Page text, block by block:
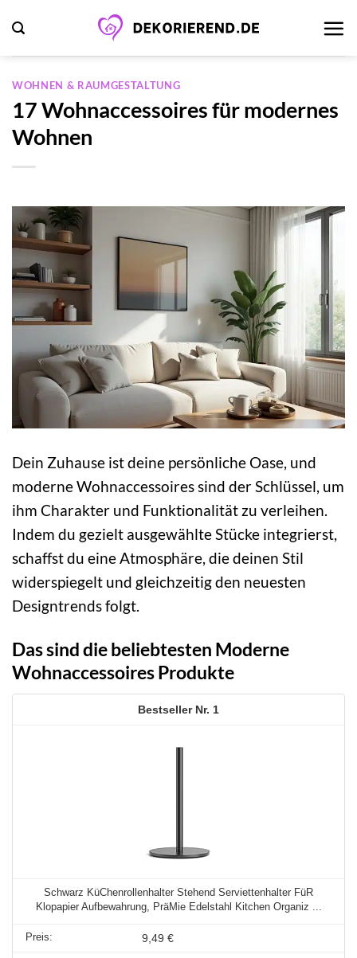
Inhalt
springen
WOHNEN & RAUMGESTALTUNG
17 Wohnaccessoires für modernes
Wohnen
Dein Zuhause ist deine persönliche Oase, und
moderne Wohnaccessoires sind der Schlüssel, um
ihm Charakter und Funktionalität zu verleihen.
Indem du gezielt ausgewählte Stücke integrierst,
schaffst du eine Atmosphäre, die deinen Stil
widerspiegelt und gleichzeitig den neuesten
Designtrends folgt.
Das sind die beliebtesten Moderne
Wohnaccessoires Produkte
1
Schwarz KüChenrollenhalter Stehend Serviettenhalter FüR
Klopapier Aufbewahrung, PräMie Edelstahl Kitchen Organiz ...
9,49 €